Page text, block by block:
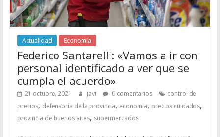
Actualidad Economía
Federico Santarelli: «Vamos a ir con
personal identificado a ver que se
cumpla el acuerdo»
21 octubre, 2021 javi 0 comentarios
control de
precios, defensoría de la provincia, economia, precios cuidados,
provincia de buenos aires, supermercados